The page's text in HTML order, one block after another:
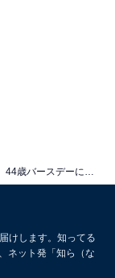
けします。知ってる
ネット発「知ら（な